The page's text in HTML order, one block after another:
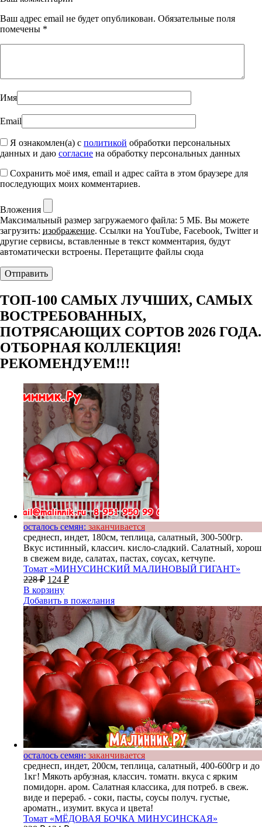
Ваш адрес email не будет опубликован. Обязательные поля
помечены *
Имя
Email
Я ознакомлен(а) с политикой обработки персональных
данных и даю согласие на обработку персональных данных
Сохранить моё имя, email и адрес сайта в этом браузере для
последующих моих комментариев.
Вложения
Максимальный размер загружаемого файла: 5 МБ. Вы можете
загрузить: изображение. Ссылки на YouTube, Facebook, Twitter и
другие сервисы, вставленные в текст комментария, будут
автоматически встроены. Перетащите файлы сюда
ТОП-100 САМЫХ ЛУЧШИХ, САМЫХ
ВОСТРЕБОВАННЫХ,
ПОТРЯСАЮЩИХ СОРТОВ 2026 ГОДА.
ОТБОРНАЯ КОЛЛЕКЦИЯ!
РЕКОМЕНДУЕМ!!!
осталось семян: заканчивается
среднесп, индет, 180см, теплица, салатный, 300-500гр.
Вкус истинный, классич. кисло-сладкий. Салатный, хорош
в свежем виде, салатах, пастах, соусах, кетчупе.
Томат «МИНУСИНСКИЙ МАЛИНОВЫЙ ГИГАНТ»
228₽ 124 ₽
В корзину
Добавить в пожелания
осталось семян: заканчивается
среднесп, индет, 200см, теплица, салатный, 400-600гр и до
1кг! Мякоть арбузная, классич. томатн. вкуса с ярким
помидорн. аром. Салатная классика, для потреб. в свеж.
виде и перераб. - соки, пасты, соусы получ. густые,
ароматн., изумит. вкуса и цвета!
Томат «МЁДОВАЯ БОЧКА МИНУСИНСКАЯ»